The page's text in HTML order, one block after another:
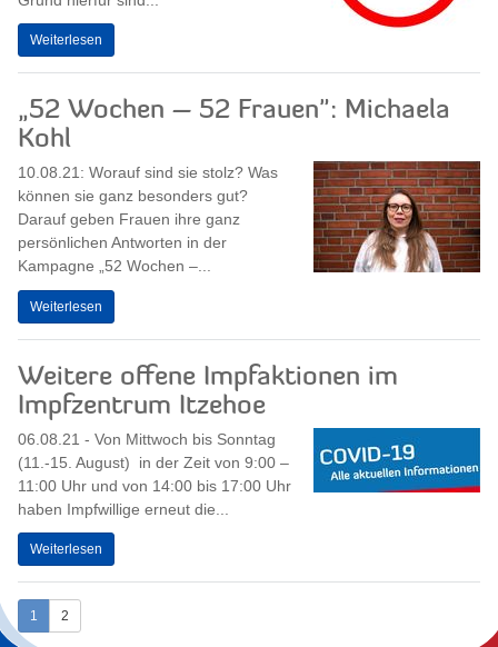
Weiterlesen
„52 Wochen – 52 Frauen": Michaela
Kohl
10.08.21: Worauf sind sie stolz? Was
können sie ganz besonders gut?
Darauf geben Frauen ihre ganz
persönlichen Antworten in der
Kampagne „52 Wochen –...
Weiterlesen
Weitere offene Impfaktionen im
Impfzentrum Itzehoe
06.08.21 - Von Mittwoch bis Sonntag
(11.-15. August) in der Zeit von 9:00 –
11:00 Uhr und von 14:00 bis 17:00 Uhr
haben Impfwillige erneut die...
Weiterlesen
1 2